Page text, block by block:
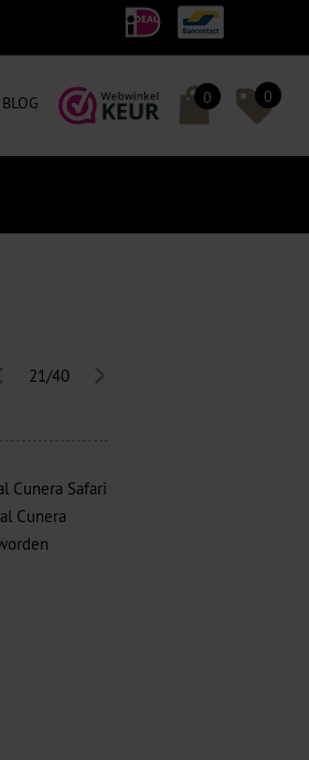
BLOG 0 0
21/40
Cunera Safari
Cunera